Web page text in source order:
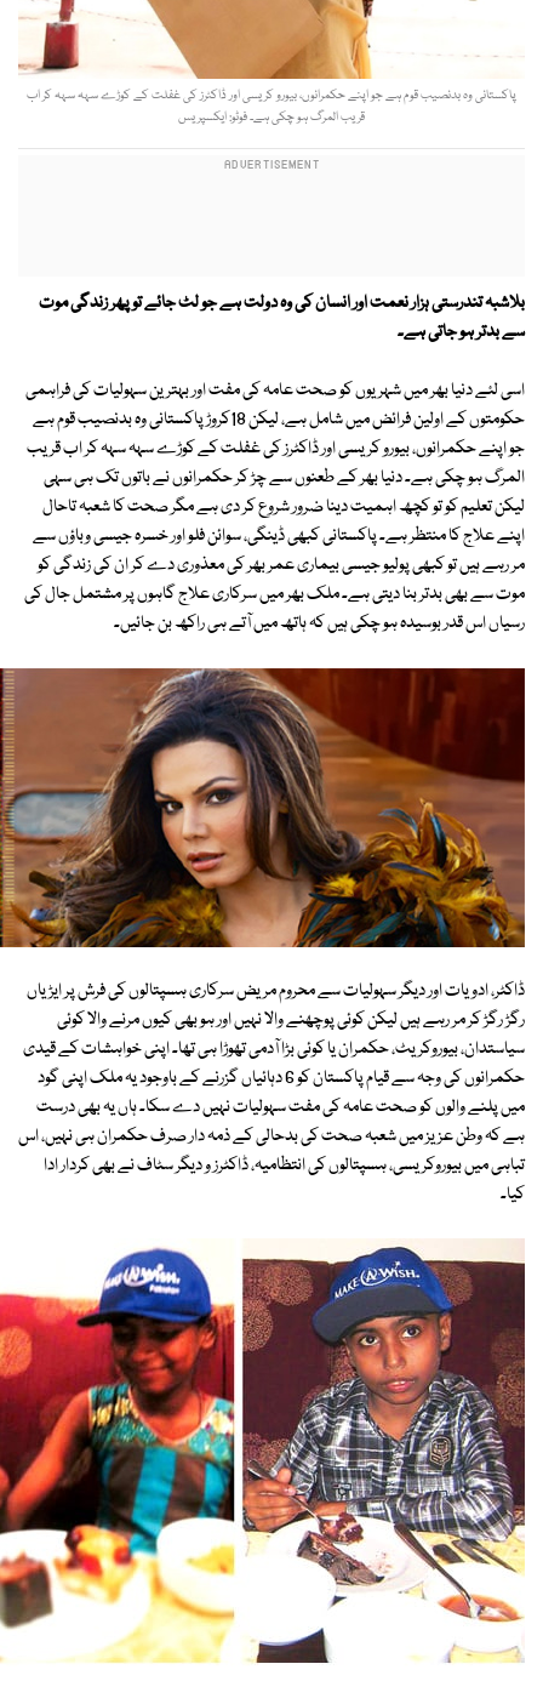
پاکستانی وہ بدنصیب قوم ہے جو اپنے حکمرانوں، بیورو کریسی اور ڈاکٹرز کی غفلت کے کوڑے سہہ سہہ کر اب
قریب المرگ ہو چکی ہے۔ فوٹو: ایکسپریس
بلاشبہ تندرستی ہزار نعمت اور انسان کی وہ دولت ہے جو لٹ جائے تو پھر زندگی موت
سے بدتر ہو جاتی ہے۔
اسی لئے دنیا بھر میں شہریوں کو صحت عامہ کی مفت اور بہترین سہولیات کی فراہمی
حکومتوں کے اولین فرائض میں شامل ہے، لیکن 18کروڑ پاکستانی وہ بدنصیب قوم ہے
جو اپنے حکمرانوں، بیورو کریسی اور ڈاکٹرز کی غفلت کے کوڑے سہہ سہہ کر اب قریب
المرگ ہو چکی ہے۔ دنیا بھر کے طعنوں سے چڑ کر حکمرانوں نے باتوں تک ہی سہی
لیکن تعلیم کو تو کچھ اہمیت دینا ضرور شروع کر دی ہے مگر صحت کا شعبہ تاحال
اپنے علاج کا منتظر ہے۔ پاکستانی کبھی ڈینگی، سوائن فلو اور خسرہ جیسی وباؤں سے
مر رہے ہیں تو کبھی پولیو جیسی بیماری عمر بھر کی معذوری دے کر ان کی زندگی کو
موت سے بھی بدتر بنا دیتی ہے۔ ملک بھر میں سرکاری علاج گاہوں پر مشتمل جال کی
رسیاں اس قدر بوسیدہ ہو چکی ہیں کہ ہاتھ میں آتے ہی راکھ بن جائیں۔
ڈاکٹر، ادویات اور دیگر سہولیات سے محروم مریض سرکاری ہسپتالوں کی فرش پر ایڑیاں
رگڑ رگڑ کر مر رہے ہیں لیکن کوئی پوچھنے والا نہیں اور ہو بھی کیوں مرنے والا کوئی
سیاستدان، بیوروکریٹ، حکمران یا کوئی بڑا آدمی تھوڑا ہی تھا۔ اپنی خواہشات کے قیدی
حکمرانوں کی وجہ سے قیام پاکستان کو 6 دہائیاں گزرنے کے باوجود یہ ملک اپنی گود
میں پلنے والوں کو صحت عامہ کی مفت سہولیات نہیں دے سکا۔ ہاں یہ بھی درست
ہے کہ وطن عزیز میں شعبہ صحت کی بدحالی کے ذمہ دار صرف حکمران ہی نہیں، اس
تباہی میں بیوروکریسی، ہسپتالوں کی انتظامیہ، ڈاکٹرز و دیگر سٹاف نے بھی کردار ادا
کیا۔